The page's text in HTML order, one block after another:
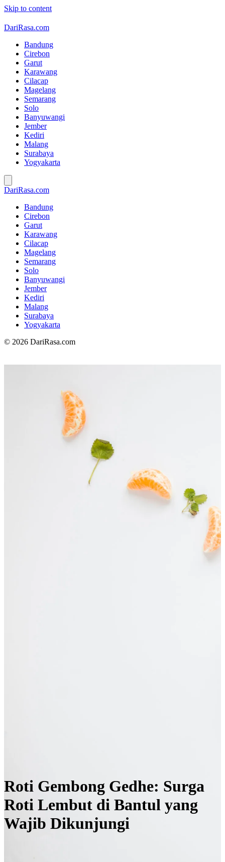
Skip to content
DariRasa.com
Bandung
Cirebon
Garut
Karawang
Cilacap
Magelang
Semarang
Solo
Banyuwangi
Jember
Kediri
Malang
Surabaya
Yogyakarta
DariRasa.com
Bandung
Cirebon
Garut
Karawang
Cilacap
Magelang
Semarang
Solo
Banyuwangi
Jember
Kediri
Malang
Surabaya
Yogyakarta
© 2026 DariRasa.com
Roti Gembong Gedhe: Surga
Roti Lembut di Bantul yang
Wajib Dikunjungi